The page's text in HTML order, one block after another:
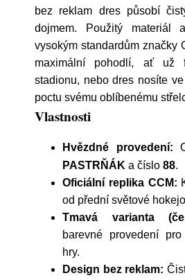
bez reklam dres působí
dojmem. Použitý materiál
vysokým standardům značky
maximální pohodlí, ať už
stadionu, nebo dres nosíte
poctu svému oblíbenému
Vlastnosti
Hvězdné provedení:
PASTRŇÁK a číslo 88.
Oficiální replika CCM:
od přední světové
Tmavá varianta
barevné provedení
hry.
Design bez reklam: